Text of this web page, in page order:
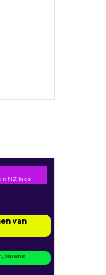
van
varens
NZ kies